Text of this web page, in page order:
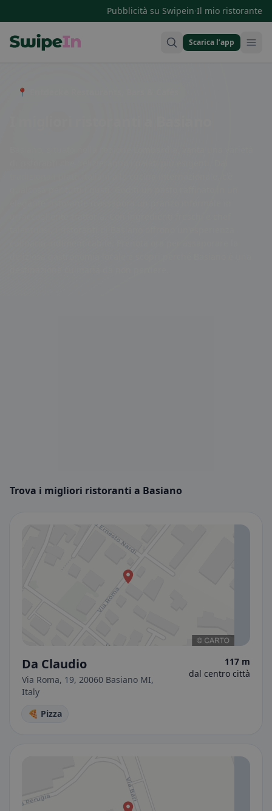
Pubblicità su Swipein·Il mio ristorante
Scarica l’app
📍 Entdecke Restaurants, Bars & Cafés
Trova i migliori ristoranti a Basiano
Da Claudio
Via Roma, 19, 20060 Basiano MI,
Italy
117 m
dal centro città
🍕 Pizza